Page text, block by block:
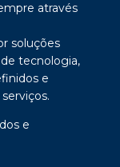
através
soluções
tecnologia,
e
e